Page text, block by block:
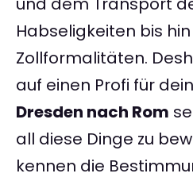
Habseligkeiten bis
Zollformalitäten.
auf einen Profi für
Dresden nach Rom
all diese Dinge zu
kennen die